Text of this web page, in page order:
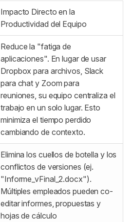
Impacto Directo en la
Productividad del Equipo
Reduce la "fatiga de
aplicaciones". En lugar de usar
Dropbox para archivos, Slack
para chat y Zoom para
reuniones, su equipo centraliza el
trabajo en un solo lugar. Esto
minimiza el tiempo perdido
cambiando de contexto.
Elimina los cuellos de botella y los
conflictos de versiones (ej.
"Informe_vFinal_2.docx").
Múltiples empleados pueden co-
editar informes, propuestas y
hojas de cálculo